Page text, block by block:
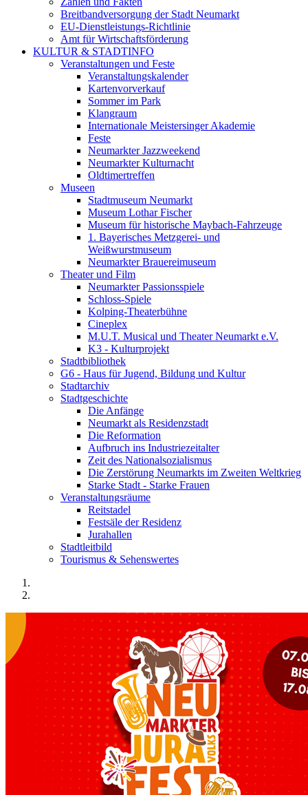
Breitbandversorgung der Stadt Neumarkt
EU-Dienstleistungs-Richtlinie
Amt für Wirtschaftsförderung
KULTUR & STADTINFO
Veranstaltungen und Feste
Veranstaltungskalender
Kartenvorverkauf
Sommer im Park
Klangraum
Internationale Meistersinger Akademie
Feste
Neumarkter Jazzweekend
Neumarkter Kulturnacht
Oldtimertreffen
Museen
Stadtmuseum Neumarkt
Museum Lothar Fischer
Museum für historische Maybach-Fahrzeuge
1. Bayerisches Metzgerei- und
Weißwurstmuseum
Neumarkter Brauereimuseum
Theater und Film
Neumarkter Passionsspiele
Schloss-Spiele
Kolping-Theaterbühne
Cineplex
M.U.T. Musical und Theater Neumarkt e.V.
K3 - Kulturprojekt
Stadtbibliothek
G6 - Haus für Jugend, Bildung und Kultur
Stadtarchiv
Stadtgeschichte
Die Anfänge
Neumarkt als Residenzstadt
Die Reformation
Aufbruch ins Industriezeitalter
Zeit des Nationalsozialismus
Die Zerstörung Neumarkts im Zweiten Weltkrieg
Starke Stadt - Starke Frauen
Veranstaltungsräume
Reitstadel
Festsäle der Residenz
Jurahallen
Stadtleitbild
Tourismus & Sehenswertes